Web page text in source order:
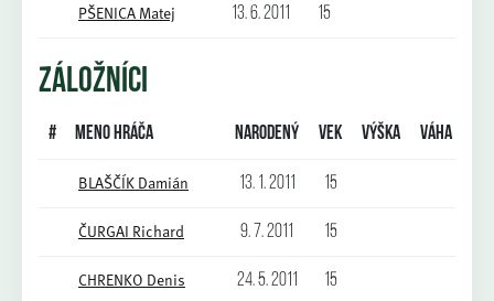
PŠENICA Matej 13. 6. 2011 15
ZÁLOŽNÍCI
# Meno hráča Narodený Vek Výška Váha
BLAŠČÍK Damián 13. 1. 2011 15
ČURGAI Richard 9. 7. 2011 15
CHRENKO Denis 24. 5. 2011 15